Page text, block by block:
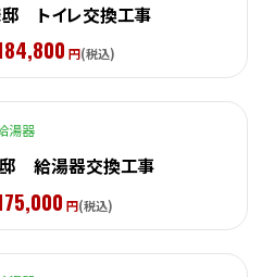
トイレ交換工事
円(税込)
湯器
給湯器交換工事
円(税込)